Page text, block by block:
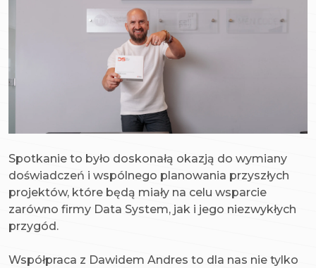
Spotkanie to było doskonałą okazją do wymiany
doświadczeń i wspólnego planowania przyszłych
projektów, które będą miały na celu wsparcie
zarówno firmy Data System, jak i jego niezwykłych
przygód.
Współpraca z Dawidem Andres to dla nas nie tylko